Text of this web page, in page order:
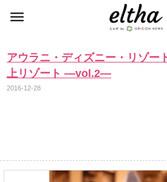
アウラニ・ディズニー・リゾー
上リゾート ―vol.2―
2016-12-28